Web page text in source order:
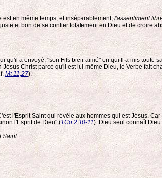
est en même temps, et inséparablement,l'assentiment
et bon de se confier totalement en Dieu et de croire
qu'il a envoyé, "son Fils bien-aimé" en qui Il a mis toute
Jésus Christ parce qu'il est lui-même Dieu, le Verbe fait
Mt 11,27).
l'Esprit Saint qui révèle aux hommes qui est Jésus.
l'Esprit de Dieu" (1Co 2,10-11). Dieu seul connaît
Saint.